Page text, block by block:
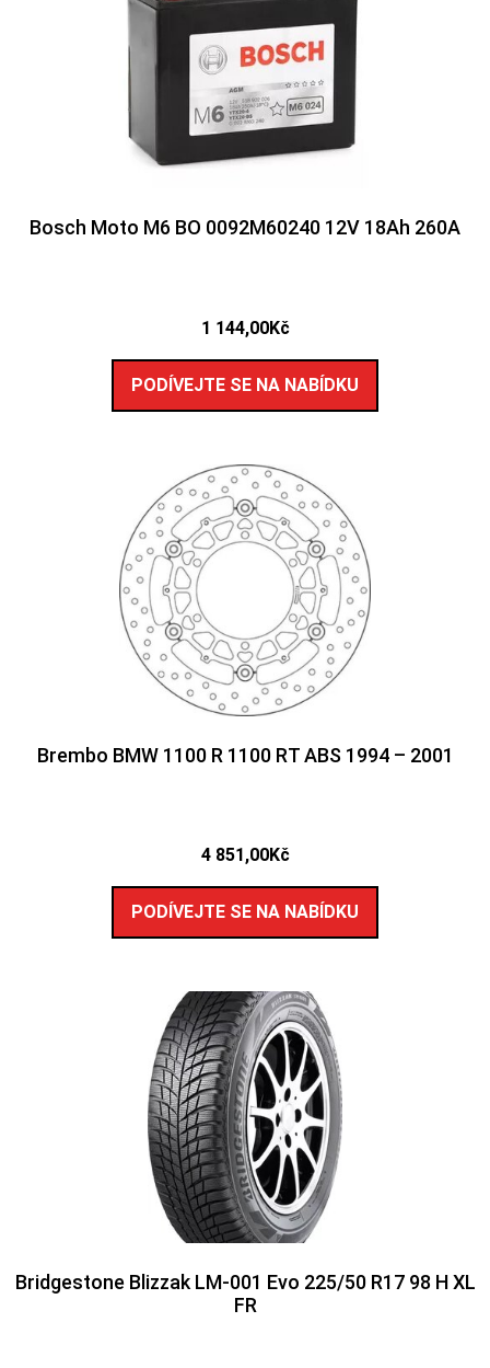
Bosch Moto M6 BO 0092M60240 12V 18Ah 260A
1 144,00Kč
PODÍVEJTE SE NA NABÍDKU
Brembo BMW 1100 R 1100 RT ABS 1994 – 2001
4 851,00Kč
PODÍVEJTE SE NA NABÍDKU
Bridgestone Blizzak LM-001 Evo 225/50 R17 98 H XL
FR